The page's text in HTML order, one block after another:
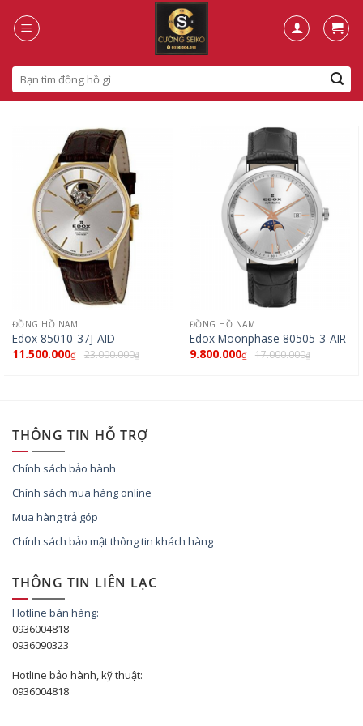
Search
for:
ĐỒNG HỒ NAM
Edox 85010-37J-AID
11.500.000₫ 23.000.000₫
ĐỒNG HỒ NAM
Edox Moonphase 80505-3-AIR
9.800.000₫ 17.000.000₫
THÔNG TIN HỖ TRỢ
Chính sách bảo hành
Chính sách mua hàng online
Mua hàng trả góp
Chính sách bảo mật thông tin khách hàng
THÔNG TIN LIÊN LẠC
Hotline bán hàng:
0936004818
0936090323
Hotline bảo hành, kỹ thuật:
0936004818